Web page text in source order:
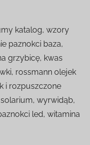
katalog, wzory
paznokci baza,
grzybicę, kwas
rossmann olejek
i rozpuszczone
wyrwidąb,
led, witamina